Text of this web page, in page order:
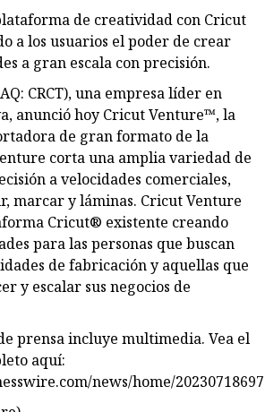
de creatividad con Cricut
a los usuarios el poder de crear
a gran escala con precisión.
CRCT), una empresa líder en
anunció hoy Cricut Venture™, la
de gran formato de la
corta una amplia variedad de
a velocidades comerciales,
marcar y láminas. Cricut Venture
Cricut® existente creando
para las personas que buscan
de fabricación y aquellas que
y escalar sus negocios de
prensa incluye multimedia. Vea el
aquí:
news/home/